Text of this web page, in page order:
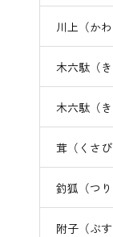
川上（かわ
木六駄（
木六駄（
茸（くさび
釣狐（つ
附子（ぶす